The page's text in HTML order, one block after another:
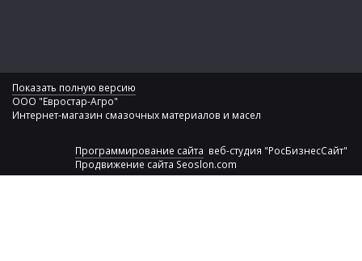
Показать полную версию
ООО "Евростар-Агро"
Интернет-магазин смазочных материалов и масел
Программирование сайта веб-студия "РосБизнесСайт"
Продвижение сайта Seoslon.com